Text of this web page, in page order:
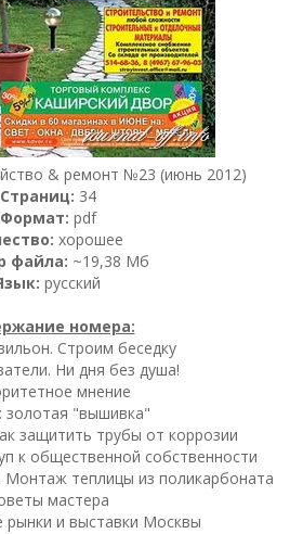
& ремонт №23 (июнь 2012)
Страниц: 34
Формат: pdf
хорошее
файла: ~19,38 Мб
русский
номера:
Строим беседку
Ни дня без душа!
мнение
золотая "вышивка"
защитить трубы от коррозии
к общественной собственности
теплицы из поликарбоната
мастера
рынки и выставки Москвы